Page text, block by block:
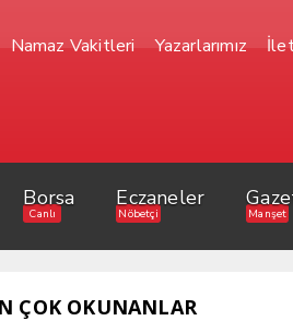
Namaz Vakitleri Yazarlarımız
Borsa
Canlı
Eczaneler
Nöbetçi Manşet
ÇOK OKUNANLAR